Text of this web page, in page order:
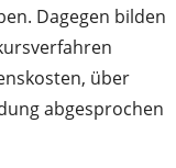
Dagegen bilden
über
abgesprochen